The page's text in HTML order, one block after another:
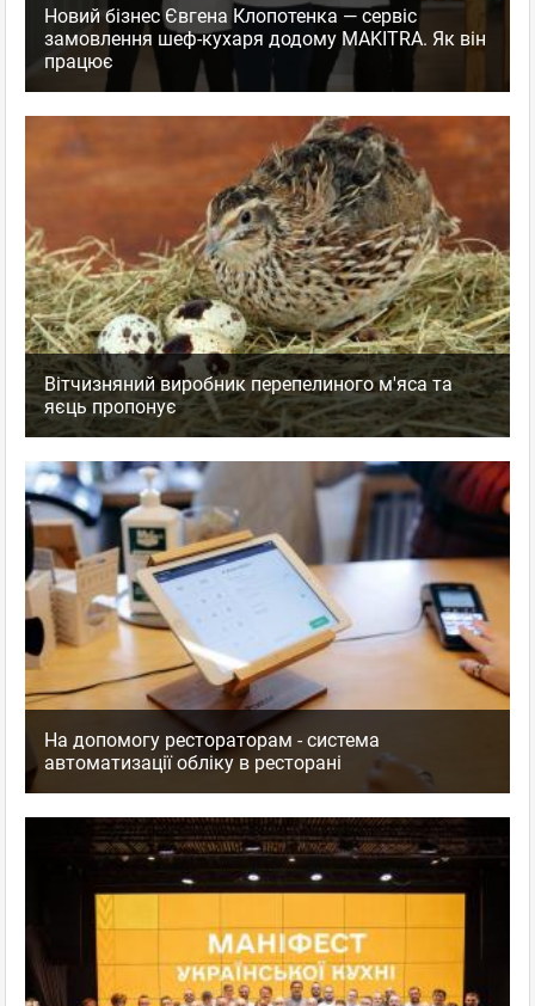
Новий бізнес Євгена Клопотенка — сервіс
замовлення шеф-кухаря додому MAKITRA. Як він
працює
Вітчизняний виробник перепелиного м'яса та
яєць пропонує
На допомогу рестораторам - система
автоматизації обліку в ресторані